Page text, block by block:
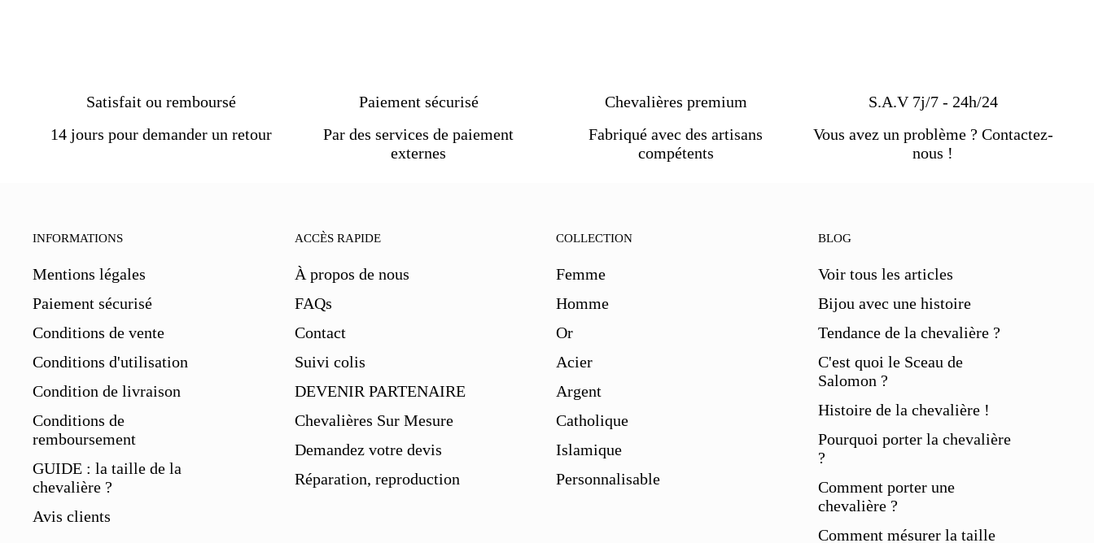
Satisfait ou remboursé
14 jours pour demander un retour
Paiement sécurisé
Par des services de paiement
externes
Chevalières premium
Fabriqué avec des artisans
compétents
S.A.V 7j/7 - 24h/24
Vous avez un problème ? Contactez-
nous !
INFORMATIONS
Mentions légales
Paiement sécurisé
Conditions de vente
Conditions d'utilisation
Condition de livraison
Conditions de
remboursement
GUIDE : la taille de la
chevalière ?
Avis clients
ACCÈS RAPIDE
À propos de nous
FAQs
Contact
Suivi colis
DEVENIR PARTENAIRE
Chevalières Sur Mesure
Demandez votre devis
Réparation, reproduction
COLLECTION
Femme
Homme
Or
Acier
Argent
Catholique
Islamique
Personnalisable
BLOG
Voir tous les articles
Bijou avec une histoire
Tendance de la chevalière ?
C'est quoi le Sceau de
Salomon ?
Histoire de la chevalière !
Pourquoi porter la chevalière
?
Comment porter une
chevalière ?
Comment mésurer la taille